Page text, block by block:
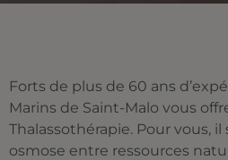
Forts de plus de 60 ans
Marins de Saint-Malo vous
Thalassothérapie. Pour vous,
osmose entre ressources